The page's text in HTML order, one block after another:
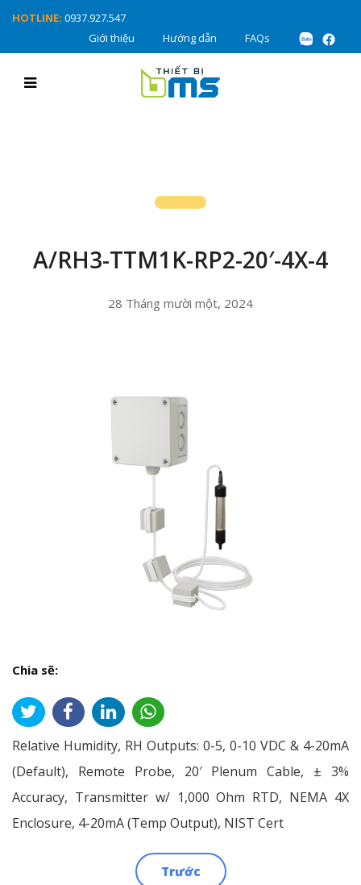
HOTLINE: 0937.927.547
Giới thiệu
Hướng dẫn FAQs
A/RH3-TTM1K-RP2-20′-4X-4
28 Tháng mười một, 2024
Chia sẽ:
Relative Humidity, RH Outputs: 0-5, 0-10 VDC & 4-20mA
(Default), Remote Probe, 20′ Plenum Cable, ± 3%
Accuracy, Transmitter w/ 1,000 Ohm RTD, NEMA 4X
Enclosure, 4-20mA (Temp Output), NIST Cert
Trước